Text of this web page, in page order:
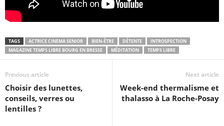
TAGS ACTRICE CINEMA SENIOR BIEN-ÊTRE DÉTENTE
INTROSPECTION
MAGAZINE TEMPS LIBRE BOURG EN BRESSE
MÉDITATION TEMPS LIBRE
Previous article
Choisir des lunettes,
conseils, verres ou
lentilles ?
Next article
Week-end thermalisme et
thalasso à La Roche-Posay